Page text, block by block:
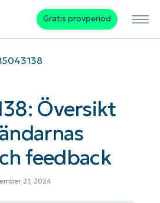
Gratis provperiod
Översikt
feedback
21, 2024